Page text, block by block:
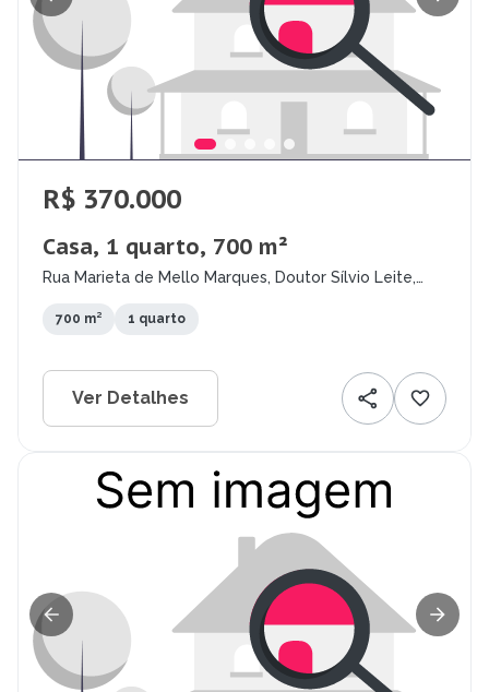
R$ 370.000
Casa, 1 quarto, 700 m²
Rua Marieta de Mello Marques, Doutor Sílvio Leite,
700 m² 1 quarto
Ver Detalhes